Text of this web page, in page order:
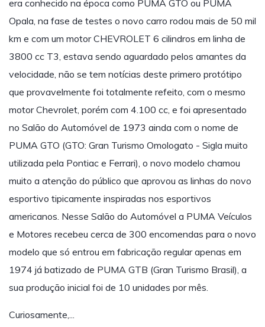
era conhecido na época como PUMA GTO ou PUMA
Opala, na fase de testes o novo carro rodou mais de 50 mil
km e com um motor CHEVROLET 6 cilindros em linha de
3800 cc T3, estava sendo aguardado pelos amantes da
velocidade, não se tem notícias deste primero protótipo
que provavelmente foi totalmente refeito, com o mesmo
motor Chevrolet, porém com 4.100 cc, e foi apresentado
no Salão do Automóvel de 1973 ainda com o nome de
PUMA GTO (GTO: Gran Turismo Omologato - Sigla muito
utilizada pela Pontiac e Ferrari), o novo modelo chamou
muito a atenção do público que aprovou as linhas do novo
esportivo tipicamente inspiradas nos esportivos
americanos. Nesse Salão do Automóvel a PUMA Veículos
e Motores recebeu cerca de 300 encomendas para o novo
modelo que só entrou em fabricação regular apenas em
1974 já batizado de PUMA GTB (Gran Turismo Brasil), a
sua produção inicial foi de 10 unidades por mês.
Curiosamente,...